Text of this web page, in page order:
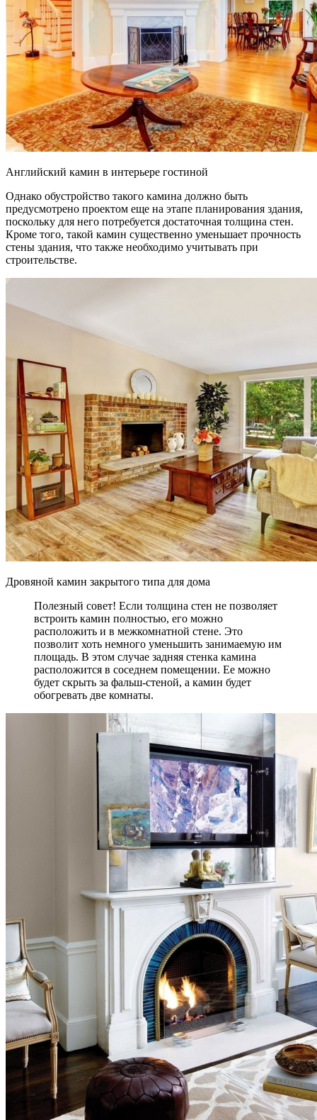
Английский камин в интерьере гостиной
Однако обустройство такого камина должно быть
предусмотрено проектом еще на этапе планирования здания,
поскольку для него потребуется достаточная толщина стен.
Кроме того, такой камин существенно уменьшает прочность
стены здания, что также необходимо учитывать при
строительстве.
Дровяной камин закрытого типа для дома
Полезный совет! Если толщина стен не позволяет
встроить камин полностью, его можно
расположить и в межкомнатной стене. Это
позволит хоть немного уменьшить занимаемую им
площадь. В этом случае задняя стенка камина
расположится в соседнем помещении. Ее можно
будет скрыть за фальш-стеной, а камин будет
обогревать две комнаты.